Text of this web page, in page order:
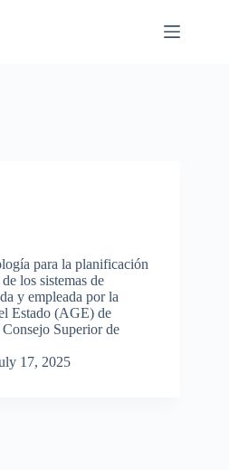
para la planificación
los sistemas de
y empleada por la
Estado (AGE) de
Superior de
17, 2025